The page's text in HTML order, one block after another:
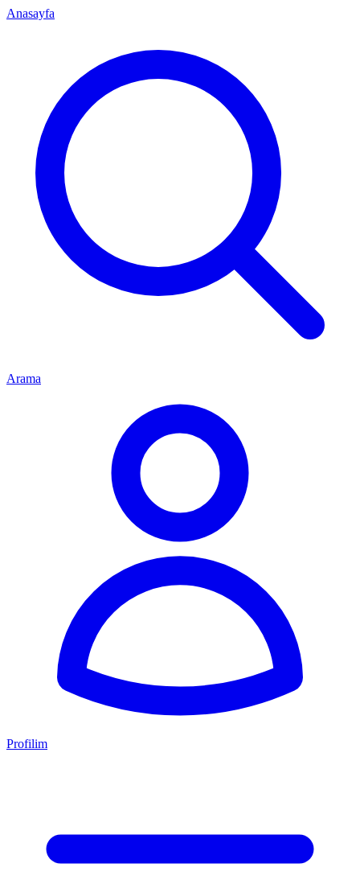
Anasayfa
Arama
Profilim